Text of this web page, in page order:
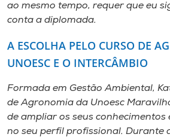
ao mesmo tempo, requer que eu
conta a diplomada.
A ESCOLHA PELO CURSO DE
UNOESC E O INTERCÂMBIO
Formada em Gestão Ambiental,
de Agronomia da Unoesc
de ampliar os seus
no seu perfil profissional. Durante